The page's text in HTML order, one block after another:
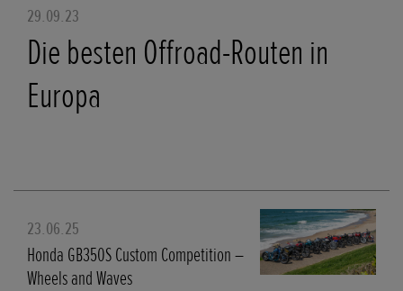
29.09.23
Die besten Offroad-Routen in
Europa
23.06.25
Honda GB350S Custom Competition –
Wheels and Waves